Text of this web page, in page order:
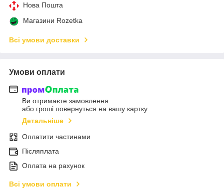
Нова Пошта
Магазини Rozetka
Всі умови доставки
Умови оплати
Ви отримаєте замовлення
або гроші повернуться на вашу картку
Детальніше
Оплатити частинами
Післяплата
Оплата на рахунок
Всі умови оплати